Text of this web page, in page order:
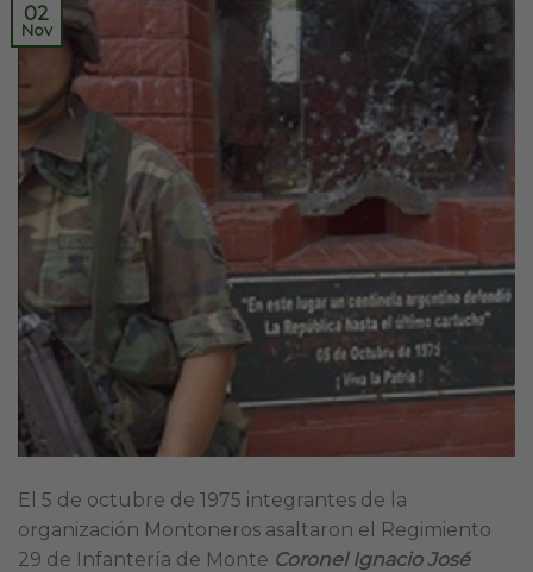
02
Nov
El 5 de octubre de 1975 integrantes de la
organización Montoneros asaltaron el Regimiento
29 de Infantería de Monte Coronel Ignacio José